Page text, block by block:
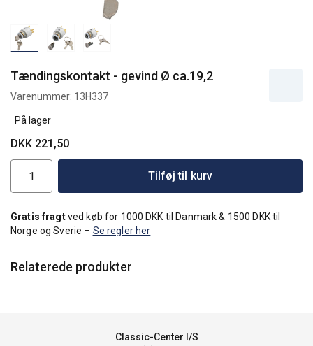
Tændingskontakt - gevind Ø ca.19,2
Varenummer: 13H337
På lager
DKK 221,50
Tilføj til kurv
Gratis fragtved køb for 1000 DKK til Danmark & 1500 DKK til
Norge og Sverie – Se regler her
Relaterede produkter
Classic-Center I/S